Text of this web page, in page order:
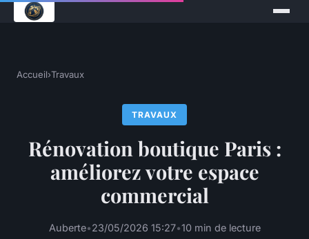
Accueil›Travaux
TRAVAUX
Rénovation boutique Paris :
améliorez votre espace
commercial
Auberte•23/05/2026 15:27•10 min de lecture